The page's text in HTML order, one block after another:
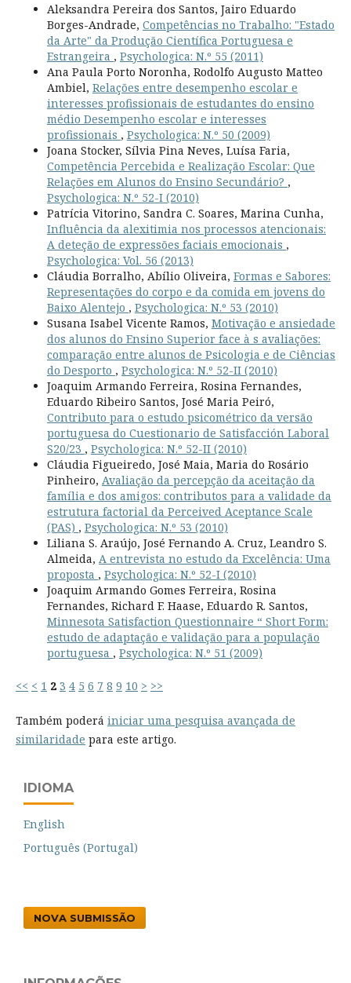
Aleksandra Pereira dos Santos, Jairo Eduardo
Borges-Andrade, Competências no Trabalho: "Estado
da Arte" da Produção Científica Portuguesa e
Estrangeira , Psychologica: N.º 55 (2011)
Ana Paula Porto Noronha, Rodolfo Augusto Matteo
Ambiel, Relações entre desempenho escolar e
interesses profissionais de estudantes do ensino
médio Desempenho escolar e interesses
profissionais , Psychologica: N.º 50 (2009)
Joana Stocker, Sílvia Pina Neves, Luísa Faria,
Competência Percebida e Realização Escolar: Que
Relações em Alunos do Ensino Secundário? ,
Psychologica: N.º 52-I (2010)
Patrícia Vitorino, Sandra C. Soares, Marina Cunha,
Influência da alexitimia nos processos atencionais:
A deteção de expressões faciais emocionais ,
Psychologica: Vol. 56 (2013)
Cláudia Borralho, Abílio Oliveira, Formas e Sabores:
Representações do corpo e da comida em jovens do
Baixo Alentejo , Psychologica: N.º 53 (2010)
Susana Isabel Vicente Ramos, Motivação e ansiedade
dos alunos do Ensino Superior face à s avaliações:
comparação entre alunos de Psicologia e de Ciências
do Desporto , Psychologica: N.º 52-II (2010)
Joaquim Armando Ferreira, Rosina Fernandes,
Eduardo Ribeiro Santos, José Maria Peiró,
Contributo para o estudo psicométrico da versão
portuguesa do Cuestionario de Satisfacción Laboral
S20/23 , Psychologica: N.º 52-II (2010)
Cláudia Figueiredo, José Maia, Maria do Rosário
Pinheiro, Avaliação da percepção da aceitação da
família e dos amigos: contributos para a validade da
estrutura factorial da Perceived Aceptance Scale
(PAS) , Psychologica: N.º 53 (2010)
Liliana S. Araújo, José Fernando A. Cruz, Leandro S.
Almeida, A entrevista no estudo da Excelência: Uma
proposta , Psychologica: N.º 52-I (2010)
Joaquim Armando Gomes Ferreira, Rosina
Fernandes, Richard F. Haase, Eduardo R. Santos,
Minnesota Satisfaction Questionnaire “ Short Form:
estudo de adaptação e validação para a população
portuguesa , Psychologica: N.º 51 (2009)
<< < 1 2 3 4 5 6 7 8 9 10 > >>
Também poderá iniciar uma pesquisa avançada de
similaridade para este artigo.
IDIOMA
English
Português (Portugal)
NOVA SUBMISSÃO